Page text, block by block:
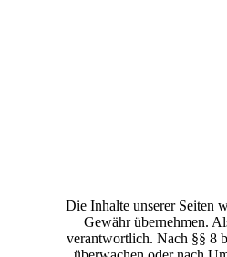
Die Inhalte unserer Seiten
Gewähr übernehmen.
verantwortlich. Nach §§ 8